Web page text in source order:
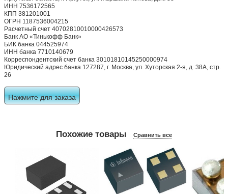
ИНН 7536172565
КПП 381201001
ОГРН 1187536004215
Расчетный счет 40702810010000426573
Банк АО «Тинькофф Банк»
БИК банка 044525974
ИНН банка 7710140679
Корреспондентский счет банка 30101810145250000974
Юридический адрес банка 127287, г. Москва, ул. Хуторская 2-я, д. 38А, стр.
26
Нажмите для заказа
Похожие товары Сравнить все